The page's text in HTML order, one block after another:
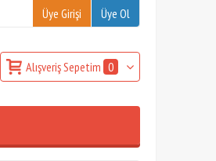
Üye Girişi Üye Ol
Alışveriş Sepetim 0